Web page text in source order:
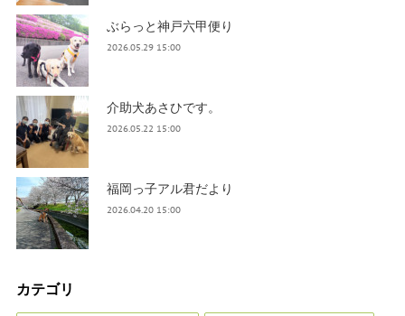
ぶらっと神戸六甲便り
2026.05.29 15:00
介助犬あさひです。
2026.05.22 15:00
福岡っ子アル君だより
2026.04.20 15:00
カテゴリ